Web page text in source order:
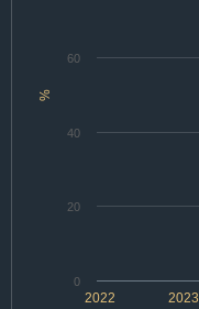
%
2022 2023
0
20
40
60